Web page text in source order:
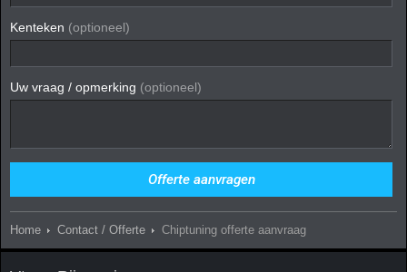
Kenteken (optioneel)
Uw vraag / opmerking (optioneel)
Home Contact / Offerte Chiptuning offerte aanvraag